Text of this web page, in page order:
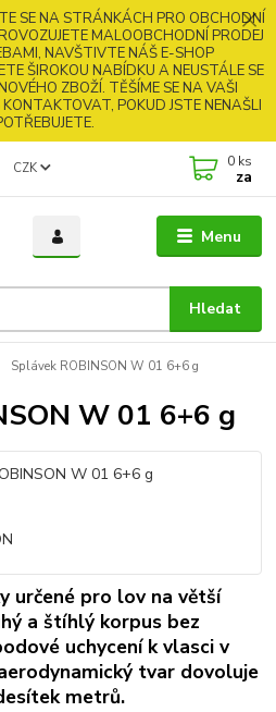
SE NA STRÁNKÁCH PRO OBCHODNÍ
MALOOBCHODNÍ PRODEJ
NAVŠTIVTE NÁŠ E-SHOP
ŠIROKOU NABÍDKU A NEUSTÁLE SE
ZBOŽÍ. TĚŠÍME SE NA VAŠI
POKUD JSTE NENAŠLI
Menu
CZK
Hledat
0 ks
za
Splávek ROBINSON W 01 6+6 g
W 01 6+6 g
určené pro lov na větší
a štíhlý korpus bez
uchycení k vlasci v
tvar dovoluje
metrů.